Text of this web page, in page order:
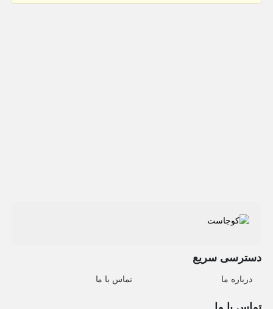
دسترسی سریع
درباره ما تماس با ما